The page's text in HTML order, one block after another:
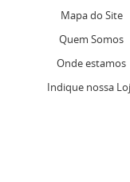
Mapa do Site
Quem Somos
Onde estamos
Indique nossa